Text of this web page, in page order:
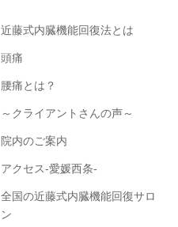
近藤式内臓機能回復法とは
頭痛
腰痛とは？
～クライアントさんの声～
院内のご案内
アクセス-愛媛西条-
全国の近藤式内臓機能回復サロ
ン